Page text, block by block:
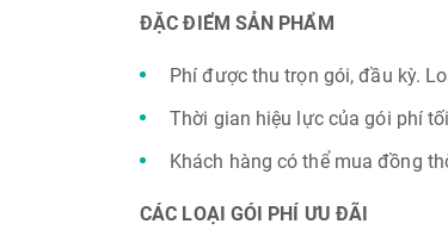
ĐẶC ĐIỂM SẢN PHẨM
Phí được thu trọn gói, đầu kỳ.
Thời gian hiệu lực của gói phí
Khách hàng có thể mua đồng
CÁC LOẠI GÓI PHÍ ƯU ĐÃI